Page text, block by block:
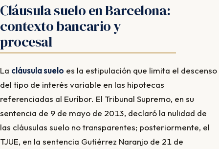
Cláusula suelo en Barcelona:
contexto bancario y
procesal
La cláusula suelo es la estipulación que limita el descenso
del tipo de interés variable en las hipotecas
referenciadas al Euríbor. El Tribunal Supremo, en su
sentencia de 9 de mayo de 2013, declaró la nulidad de
las cláusulas suelo no transparentes; posteriormente, el
TJUE, en la sentencia Gutiérrez Naranjo de 21 de